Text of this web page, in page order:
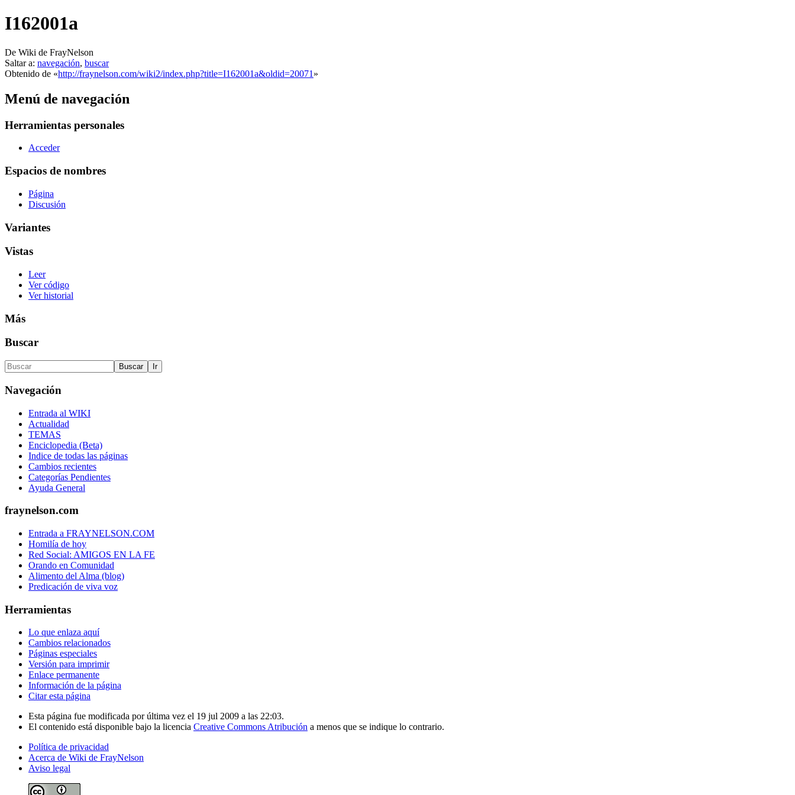
I162001a
De Wiki de FrayNelson
Saltar a: navegación, buscar
Obtenido de «http://fraynelson.com/wiki2/index.php?title=I162001a&oldid=20071 »
Menú de navegación
Herramientas personales
Acceder
Espacios de nombres
Página
Discusión
Variantes
Vistas
Leer
Ver código
Ver historial
Más
Buscar
Navegación
Entrada al WIKI
Actualidad
TEMAS
Enciclopedia (Beta)
Indice de todas las páginas
Cambios recientes
Categorías Pendientes
Ayuda General
fraynelson.com
Entrada a FRAYNELSON.COM
Homilía de hoy
Red Social: AMIGOS EN LA FE
Orando en Comunidad
Alimento del Alma (blog)
Predicación de viva voz
Herramientas
Lo que enlaza aquí
Cambios relacionados
Páginas especiales
Versión para imprimir
Enlace permanente
Información de la página
Citar esta página
Esta página fue modificada por última vez el 19 jul 2009 a las 22:03.
El contenido está disponible bajo la licencia Creative Commons Atribución a menos que se indique lo contrario.
Política de privacidad
Acerca de Wiki de FrayNelson
Aviso legal